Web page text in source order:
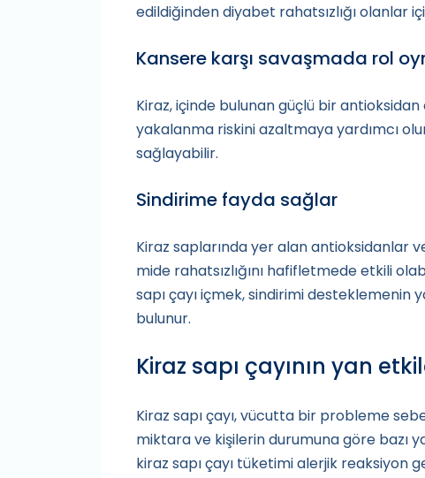
edildiğinden diyabet rahatsızlığı olanlar
Kansere karşı savaşmada rol
Kiraz, içinde bulunan güçlü bir
yakalanma riskini azaltmaya yardımcı
sağlayabilir.
Sindirime fayda sağlar
Kiraz saplarında yer alan antioksidanlar
mide rahatsızlığını hafifletmede etkili
sapı çayı içmek, sindirimi desteklemenin
bulunur.
Kiraz sapı çayının yan
Kiraz sapı çayı, vücutta bir probleme
miktara ve kişilerin durumuna göre bazı
kiraz sapı çayı tüketimi alerjik reaksiyon